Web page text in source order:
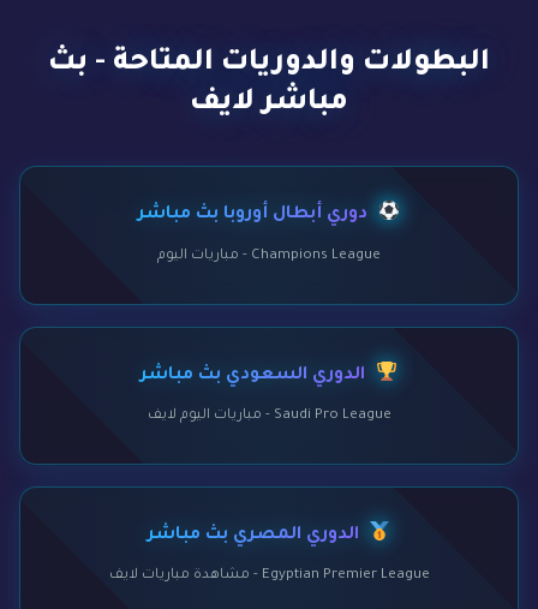
البطولات والدوريات المتاحة - بث
مباشر لايف
دوري أبطال أوروبا بث مباشر
Champions League - مباريات اليوم
الدوري السعودي بث مباشر
Saudi Pro League - مباريات اليوم لايف
الدوري المصري بث مباشر
Egyptian Premier League - مشاهدة مباريات لايف